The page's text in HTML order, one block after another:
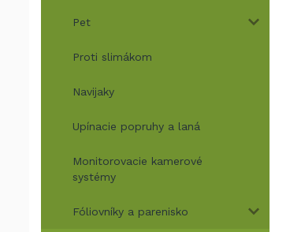
Pet
Proti slimákom
Navijaky
Upínacie popruhy a laná
Monitorovacie kamerové
systémy
Fóliovníky a parenisko